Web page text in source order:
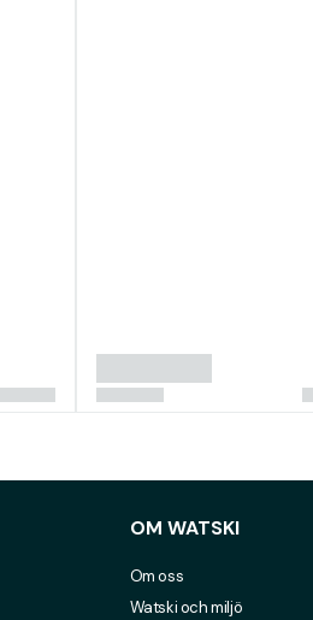
OM WATSKI
Om oss
Watski och miljö